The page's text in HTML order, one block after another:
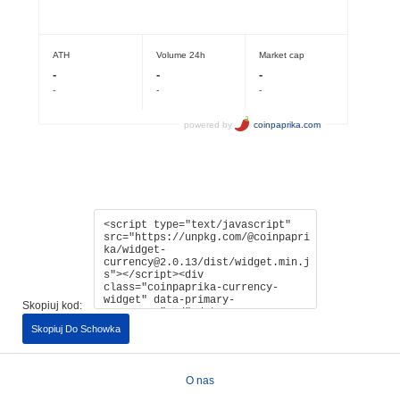
Skopiuj kod:
Skopiuj Do Schowka
O nas